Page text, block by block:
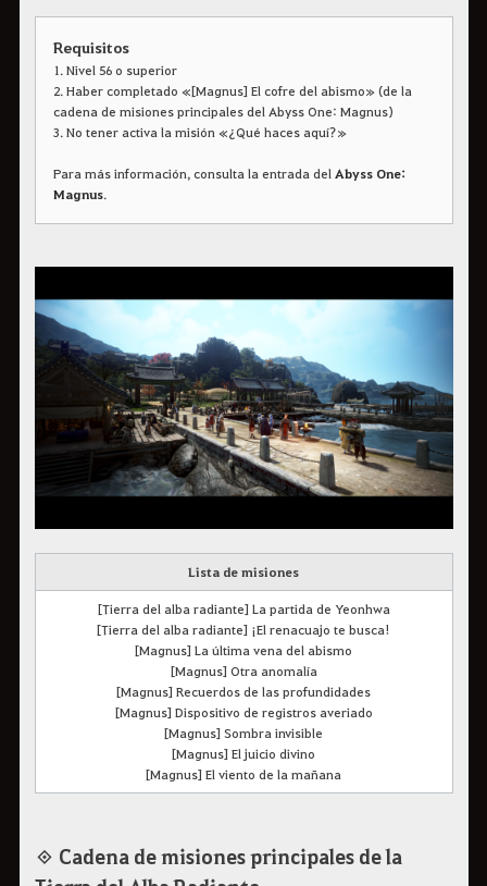
Requisitos
1. Nivel 56 o superior
2. Haber completado «[Magnus] El cofre del abismo» (de la
cadena de misiones principales del Abyss One: Magnus)
3. No tener activa la misión «¿Qué haces aquí?»
Para más información, consulta la entrada delAbyss One:
Magnus.
Lista de misiones
[Tierra del alba radiante] La partida de Yeonhwa
[Tierra del alba radiante] ¡El renacuajo te busca!
[Magnus] La última vena del abismo
[Magnus] Otra anomalía
[Magnus] Recuerdos de las profundidades
[Magnus] Dispositivo de registros averiado
[Magnus] Sombra invisible
[Magnus] El juicio divino
[Magnus] El viento de la mañana
◈ Cadena de misiones principales de la